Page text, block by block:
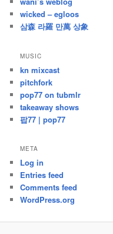
wicked – egloos
삼森 라羅 만萬 상象
MUSIC
kn mixcast
pitchfork
pop77 on tubmlr
takeaway shows
팝77 | pop77
META
Log in
Entries feed
Comments feed
WordPress.org